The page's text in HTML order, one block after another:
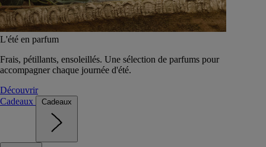
L'été en parfum
Frais, pétillants, ensoleillés. Une sélection de parfums pour
accompagner chaque journée d'été.
Découvrir
Cadeaux
Cadeaux